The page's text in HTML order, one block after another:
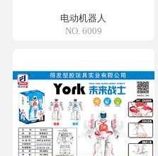
电动机器人
NO. 6009